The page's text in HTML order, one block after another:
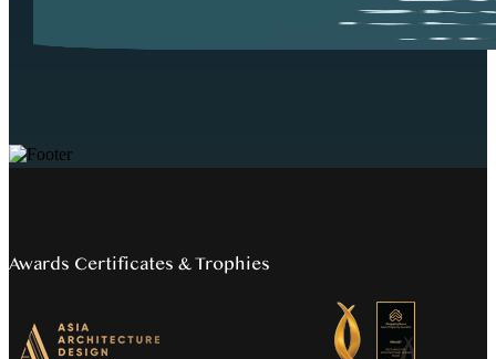
Awards Certificates & Trophies